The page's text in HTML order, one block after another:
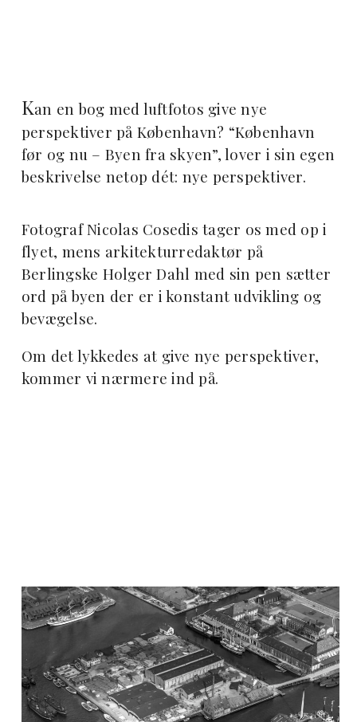
Kan en bog med luftfotos give nye
perspektiver på København? “København
før og nu – Byen fra skyen”, lover i sin egen
beskrivelse netop dét: nye perspektiver.
Fotograf Nicolas Cosedis tager os med op i
flyet, mens arkitekturredaktør på
Berlingske Holger Dahl med sin pen sætter
ord på byen der er i konstant udvikling og
bevægelse.
Om det lykkedes at give nye perspektiver,
kommer vi nærmere ind på.